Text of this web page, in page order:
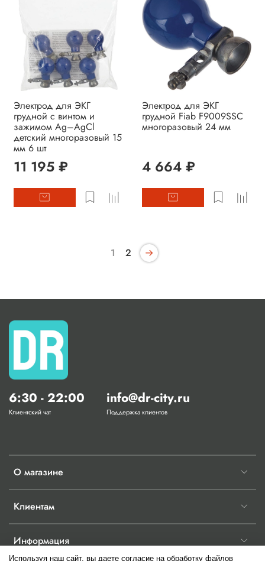
Электрод для ЭКГ
грудной с винтом и
зажимом Ag–AgCl
детский многоразовый 15
мм 6 шт
11 195 ₽
Электрод для ЭКГ
грудной Fiab F9009SSC
многоразовый 24 мм
4 664 ₽
1 2
О магазине
Клиентам
Информация
6:30 - 22:00
Клиентский чат
info@dr-city.ru
Поддержка клиентов
Используя наш сайт, вы даете согласие на обработку файлов